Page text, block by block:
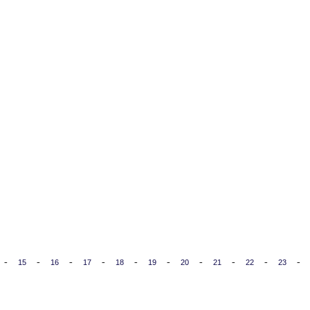
- 15 - 16 - 17 - 18 - 19 - 20 - 21 - 22 - 23 -